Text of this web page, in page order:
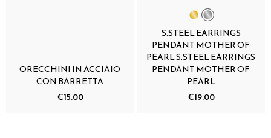
ORECCHINI IN ACCIAIO
CON BARRETTA
€15.00
S.STEEL EARRINGS
PENDANT MOTHER OF
PEARL S.STEEL EARRINGS
PENDANT MOTHER OF
PEARL
€19.00